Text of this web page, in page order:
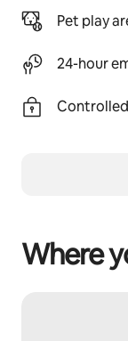
Pet play
24-hour
Where